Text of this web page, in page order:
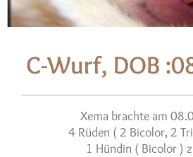
C-Wurf, DOB
Xema brachte am
4 Rüden ( 2 Bicolor, 2
1 Hündin ( Bicolor )